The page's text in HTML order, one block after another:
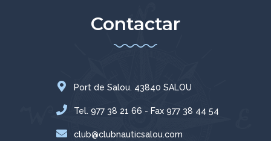
Contactar
Port de Salou. 43840 SALOU
Tel. 977 38 21 66 - Fax 977 38 44 54
club@clubnauticsalou.com